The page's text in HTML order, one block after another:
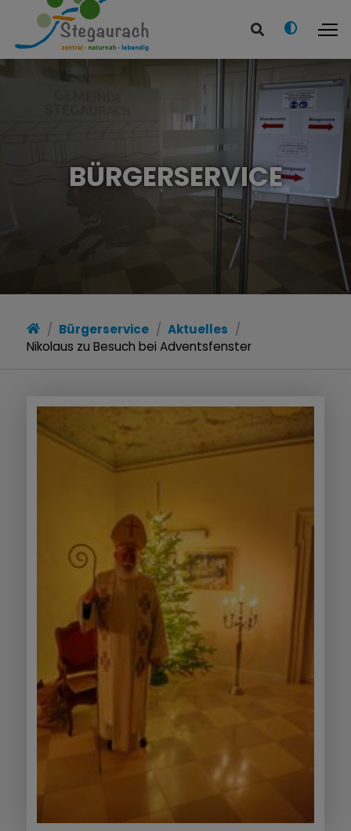
BÜRGERSERVICE
Bürgerservice
Aktuelles
Nikolaus zu Besuch bei Adventsfenster